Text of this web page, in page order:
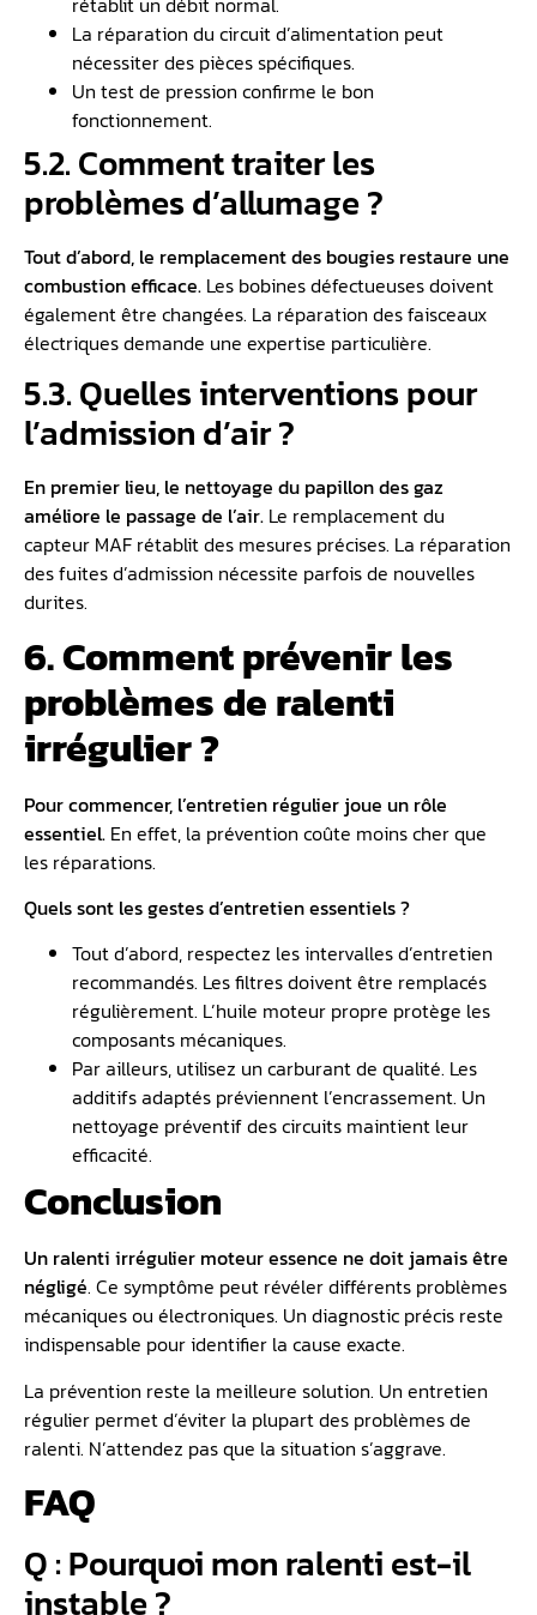
La réparation du circuit d’alimentation peut
nécessiter des pièces spécifiques.
Un test de pression confirme le bon
fonctionnement.
5.2. Comment traiter les
problèmes d’allumage ?
Tout d’abord, le remplacement des bougies restaure une
combustion efficace. Les bobines défectueuses doivent
également être changées. La réparation des faisceaux
électriques demande une expertise particulière.
5.3. Quelles interventions pour
l’admission d’air ?
En premier lieu, le nettoyage du papillon des gaz
améliore le passage de l’air. Le remplacement du
capteur MAF rétablit des mesures précises. La réparation
des fuites d’admission nécessite parfois de nouvelles
durites.
6. Comment prévenir les
problèmes de ralenti
irrégulier ?
Pour commencer, l’entretien régulier joue un rôle
essentiel. En effet, la prévention coûte moins cher que
les réparations.
Quels sont les gestes d’entretien essentiels ?
Tout d’abord, respectez les intervalles d’entretien
recommandés. Les filtres doivent être remplacés
régulièrement. L’huile moteur propre protège les
composants mécaniques.
Par ailleurs, utilisez un carburant de qualité. Les
additifs adaptés préviennent l’encrassement. Un
nettoyage préventif des circuits maintient leur
efficacité.
Conclusion
Un ralenti irrégulier moteur essence ne doit jamais être
négligé. Ce symptôme peut révéler différents problèmes
mécaniques ou électroniques. Un diagnostic précis reste
indispensable pour identifier la cause exacte.
La prévention reste la meilleure solution. Un entretien
régulier permet d’éviter la plupart des problèmes de
ralenti. N’attendez pas que la situation s’aggrave.
FAQ
Q : Pourquoi mon ralenti est-il
instable ?